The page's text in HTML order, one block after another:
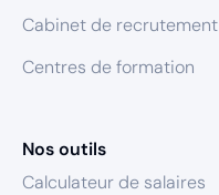
Cabinet de recrutement
Centres de formation
Nos outils
Calculateur de salaires